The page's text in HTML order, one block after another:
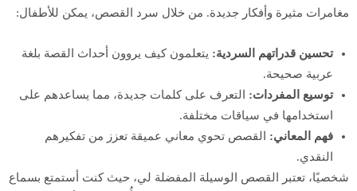
مغامرات مثيرة وأفكار جديدة. من خلال سرد القصص، يمكن للأطفال:
تحسين قدراتهم السردية: يتعلمون كيف يروون أحداث القصة بلغة
عربية صحيحة.
توسيع المفردات: التعرف على كلمات جديدة، مما يساعدهم على
استخدامها في سياقات مختلفة.
فهم المعاني: القصص تحوي معاني عميقة تعزز من تفكيرهم
النقدي.
شخصيًا، تعتبر القصص الوسيلة المفضلة لي، حيث كنت أستمتع بسماع